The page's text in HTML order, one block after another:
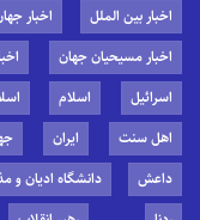
اخبار بین الملل
اخبار
اخبار مسیحیان جهان
اسرائیل
اسلام
اهل سنت
ایران
داعش
دانشگاه ادیان و